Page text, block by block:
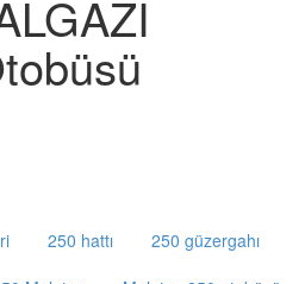
250 hattı
250 güzergahı